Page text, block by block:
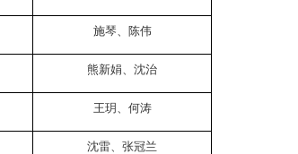
施琴、陈伟
熊新娟、沈治
王玥、何涛
沈雷、张冠兰